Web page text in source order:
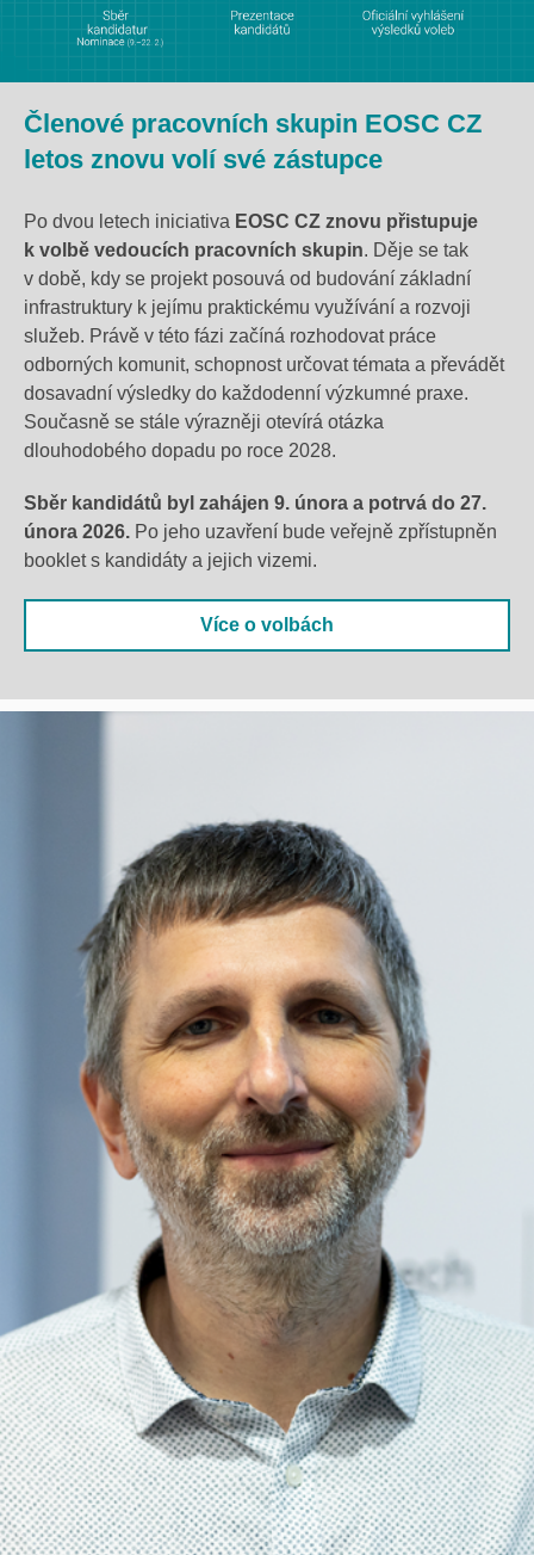
Členové pracovních skupin EOSC CZ
letos znovu volí své zástupce
Po dvou letech iniciativa EOSC CZ znovu přistupuje
k volbě vedoucích pracovních skupin. Děje se tak
v době, kdy se projekt posouvá od budování základní
infrastruktury k jejímu praktickému využívání a rozvoji
služeb. Právě v této fázi začíná rozhodovat práce
odborných komunit, schopnost určovat témata a převádět
dosavadní výsledky do každodenní výzkumné praxe.
Současně se stále výrazněji otevírá otázka
dlouhodobého dopadu po roce 2028.
Sběr kandidátů byl zahájen 9. února a potrvá do 27.
února 2026. Po jeho uzavření bude veřejně zpřístupněn
booklet s kandidáty a jejich vizemi.
Více o volbách